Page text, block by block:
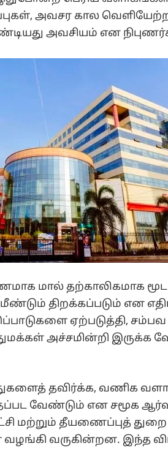
அவசர கால
அவசியம் என
மால் தற்காலிகமாக
திறக்கப்படும் என
ஏற்படுத்தி,
அச்சமின்றி இருக்க
தவிர்க்க, வணிக
வேண்டும் என சமூக
மற்றும் தீயணைப்புத்
வருகின்றன. இந்த